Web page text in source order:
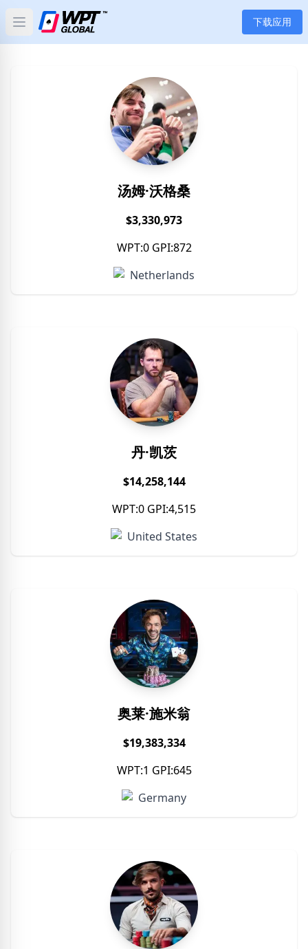
Open main menu 下载应用
新闻
文章
扑克
应用
分类
汤姆·沃格桑
$3,330,973
WPT:0 GPI:872
Netherlands
丹·凯茨
$14,258,144
WPT:0 GPI:4,515
United States
奥莱·施米翁
$19,383,334
WPT:1 GPI:645
Germany